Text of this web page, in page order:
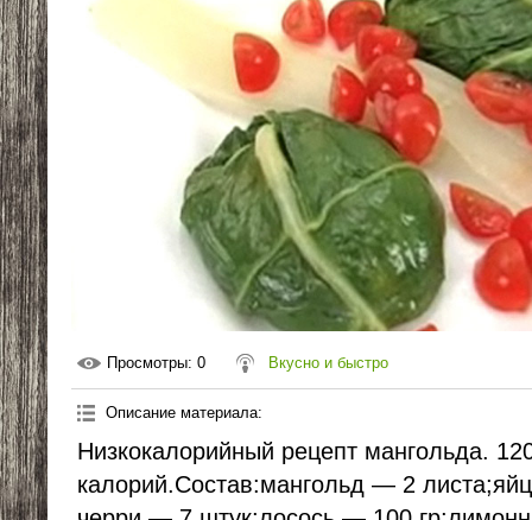
Просмотры: 0 Вкусно и быстро
Описание материала:
Низкокалорийный рецепт мангольда.
калорий.Состав:мангольд — 2